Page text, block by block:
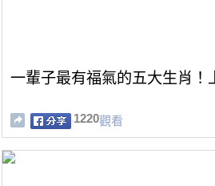
一輩子最有福氣的五大生肖！
1220觀看